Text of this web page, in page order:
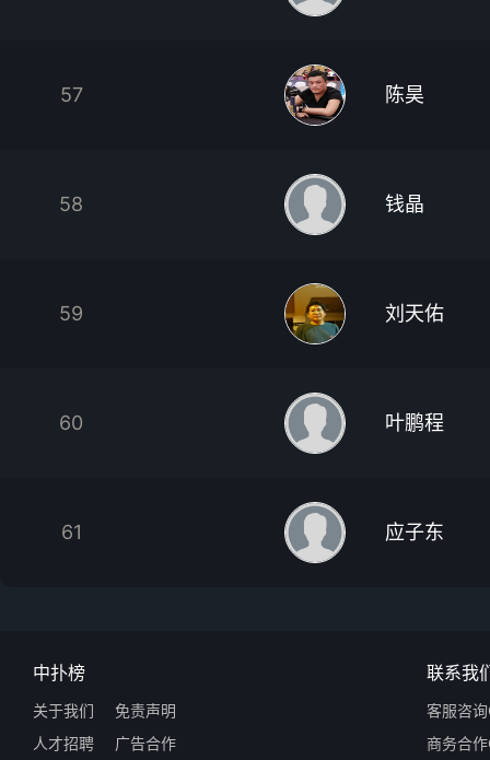
57 陈昊
58 钱晶
59 刘天佑
60 叶鹏程
61 应子东
中扑榜
关于我们
免责声明
人才招聘
广告合作
联系我
客服咨
商务合